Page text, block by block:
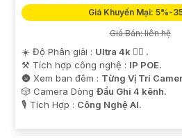
Giá Khuyến Mại: 5%-
Giá Bán: liên hệ
☀️ Độ Phân giải : Ultra 4k 👍🏾 .
⚒ Tích hợp công nghệ : IP POE.
🌚 Xem ban đêm : Từng Vị Trí
🎲 Camera Dòng Đầu Ghi 4 kênh.
️🎙 Tích Hợp : Công Nghệ AI.